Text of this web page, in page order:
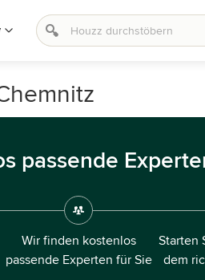
passende
Wir finden kostenlos
passende Experten für Sie
Starten
dem